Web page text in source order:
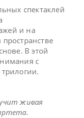
спектаклей
и на
В этой
с
живая